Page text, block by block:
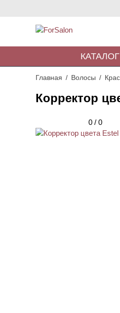
КАТАЛОГ
Главная Волосы
Корректор
0 / 0